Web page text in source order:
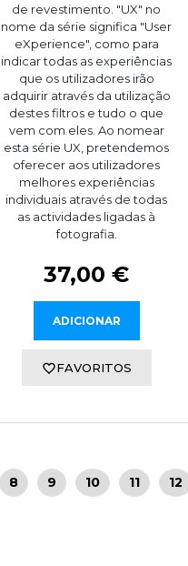
de revestimento. "UX" no
nome da série significa "User
eXperience", como para
indicar todas as experiências
que os utilizadores irão
adquirir através da utilização
destes filtros e tudo o que
vem com eles. Ao nomear
esta série UX, pretendemos
oferecer aos utilizadores
melhores experiências
individuais através de todas
as actividades ligadas à
fotografia.
37,00 €
ADICIONAR
FAVORITOS
8 9 10 11 12